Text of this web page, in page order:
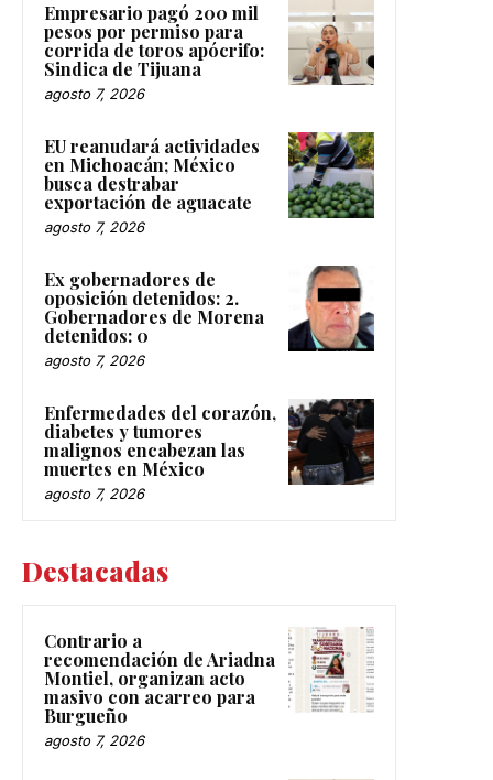
Empresario pagó 200 mil
pesos por permiso para
corrida de toros apócrifo:
Sindica de Tijuana
agosto 7, 2026
EU reanudará actividades
en Michoacán; México
busca destrabar
exportación de aguacate
agosto 7, 2026
Ex gobernadores de
oposición detenidos: 2.
Gobernadores de Morena
detenidos: 0
agosto 7, 2026
Enfermedades del corazón,
diabetes y tumores
malignos encabezan las
muertes en México
agosto 7, 2026
Destacadas
Contrario a
recomendación de Ariadna
Montiel, organizan acto
masivo con acarreo para
Burgueño
agosto 7, 2026